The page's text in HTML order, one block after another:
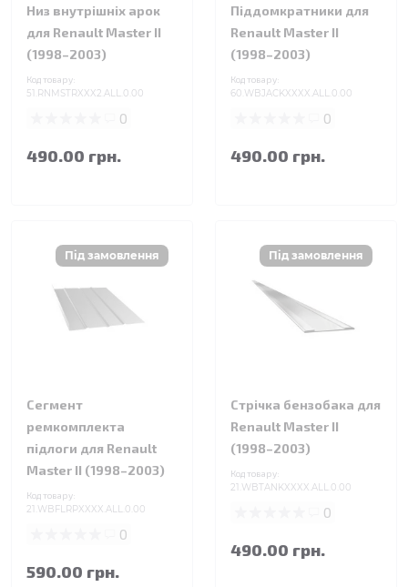
Низ внутрішніх арок
для Renault Master II
(1998–2003)
Код товару:
51.RNMSTRXXX2.ALL.0.00
0
490.00 грн.
Піддомкратники для
Renault Master II
(1998–2003)
Код товару:
60.WBJACKXXXX.ALL.0.00
0
490.00 грн.
Сегмент
ремкомплекта
підлоги для Renault
Master II (1998–2003)
Код товару:
21.WBFLRPXXXX.ALL.0.00
0
590.00 грн.
Стрічка бензобака для
Renault Master II
(1998–2003)
Код товару:
21.WBTANKXXXX.ALL.0.00
0
490.00 грн.